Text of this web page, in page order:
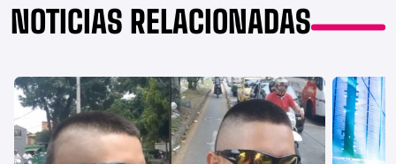
NOTICIAS RELACIONADAS